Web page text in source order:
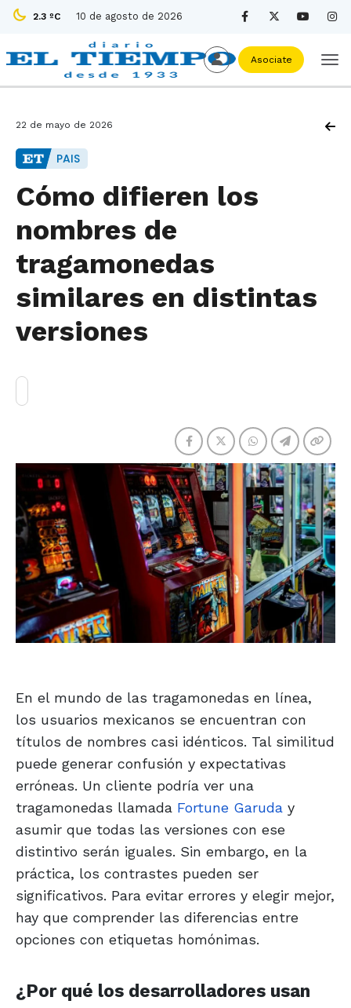
2.3 ºC 10 de agosto de 2026
Asociate
22 de mayo de 2026
PAIS
Cómo difieren los
nombres de
tragamonedas
similares en distintas
versiones
En el mundo de las tragamonedas en línea,
los usuarios mexicanos se encuentran con
títulos de nombres casi idénticos. Tal similitud
puede generar confusión y expectativas
erróneas. Un cliente podría ver una
tragamonedas llamada Fortune Garuda y
asumir que todas las versiones con ese
distintivo serán iguales. Sin embargo, en la
práctica, los contrastes pueden ser
significativos. Para evitar errores y elegir mejor,
hay que comprender las diferencias entre
opciones con etiquetas homónimas.
¿Por qué los desarrolladores usan